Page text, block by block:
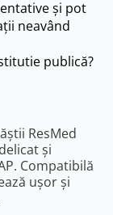
ResMed
și
Compatibilă
ușor și
și pot
neavând
publică?